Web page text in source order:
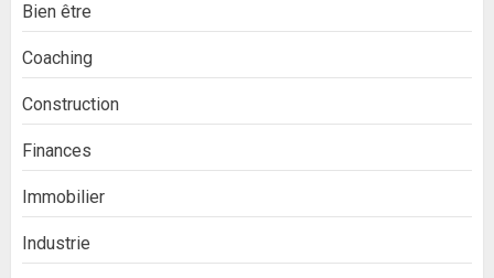
Bien être
Coaching
Construction
Finances
Immobilier
Industrie